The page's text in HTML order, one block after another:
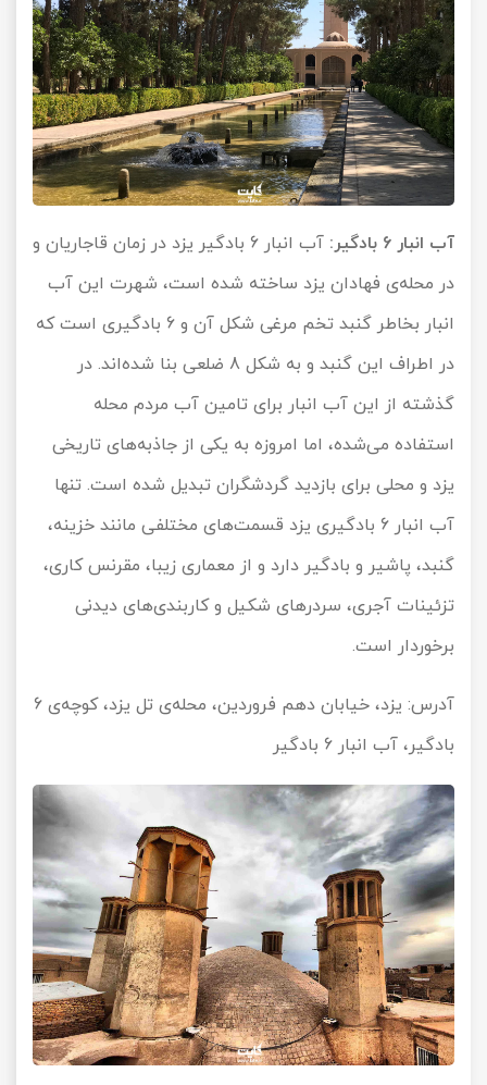
آب انبار 6 بادگیر:
آب انبار 6 بادگیر یزد در زمان قاجاریان و
در محله‌ی فهادان یزد ساخته شده است، شهرت این آب
انبار بخاطر گنبد تخم مرغی شکل آن و 6 بادگیری است که
در اطراف این گنبد و به شکل 8 ضلعی بنا شده‌اند. در
گذشته از این آب انبار برای تامین آب مردم محله‌
استفاده می‌شده، اما امروزه به یکی از جاذبه‌های تاریخی
یزد و محلی برای بازدید گردشگران تبدیل شده است. تنها
آب انبار 6 بادگیری یزد قسمت‌های مختلفی مانند خزینه،
گنبد، پاشیر و بادگیر دارد و از معماری زیبا، مقرنس کاری،
تزئینات آجری، سردرهای شکیل و کاربندی‌های دیدنی
برخوردار است.
آدرس: یزد، خیابان دهم فروردین، محله‌ی تل یزد، کوچه‌ی 6
بادگیر، آب انبار 6 بادگیر